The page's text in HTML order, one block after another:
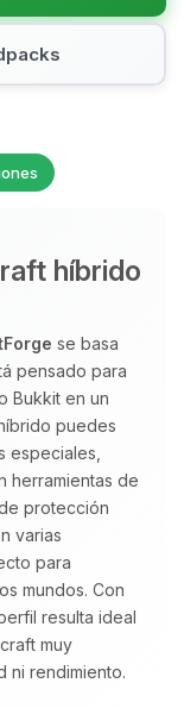
híbrido
se basa
pensado para
Bukkit en un
puedes
especiales,
herramientas de
protección
varias
para
mundos. Con
resulta ideal
muy
ni rendimiento.